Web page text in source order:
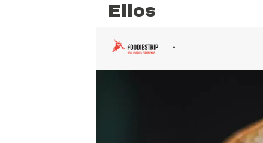
Elios
-